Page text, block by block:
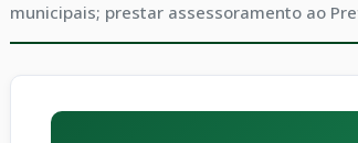
municipais; prestar assessoramento ao